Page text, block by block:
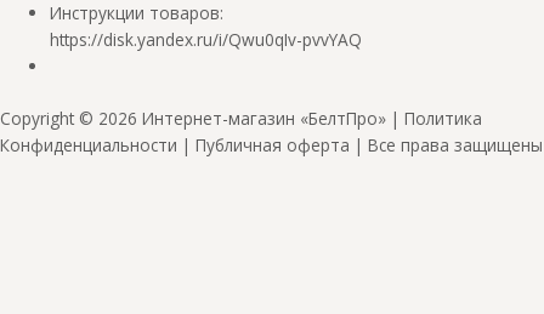
Инструкции товаров:
https://disk.yandex.ru/i/Qwu0qIv-pvvYAQ
Copyright © 2026 Интернет-магазин «БелтПро» | Политика
Конфиденциальности | Публичная оферта | Все права защищены